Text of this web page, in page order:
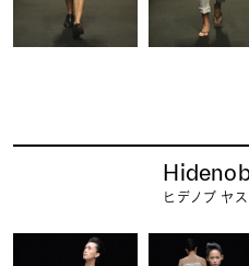
ヒデノブ ヤス